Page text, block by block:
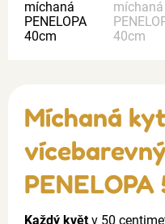
Míchaná
PENELOPA
Každý květv 50